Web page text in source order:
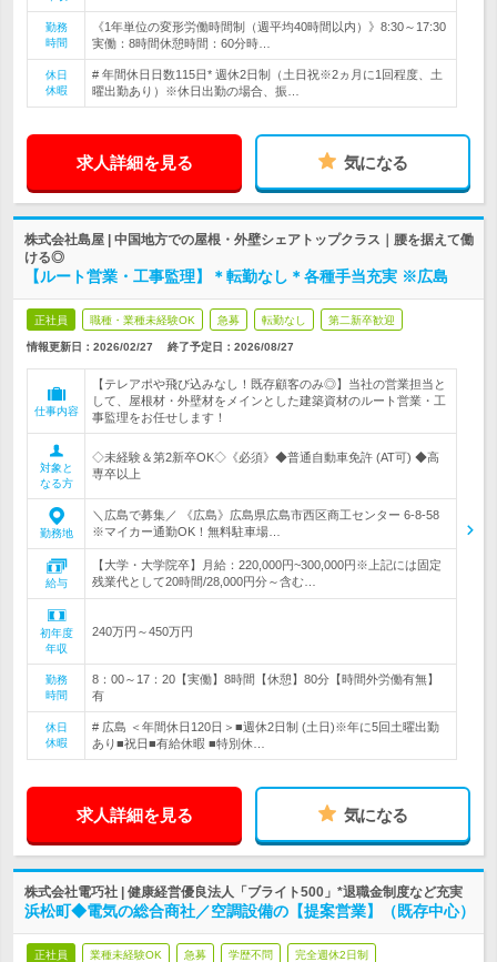
勤務
時間
《1年単位の変形労働時間制（週平均40時間以内）》8:30～17:30
実働：8時間休憩時間：60分時…
休日
休暇
# 年間休日日数115日* 週休2日制（土日祝※2ヵ月に1回程度、土
曜出勤あり）※休日出勤の場合、振…
求人詳細を見る 気になる
株式会社島屋 | 中国地方での屋根・外壁シェアトップクラス｜腰を据えて働
ける◎
【ルート営業・工事監理】＊転勤なし＊各種手当充実 ※広島
正社員 職種・業種未経験OK 急募 転勤なし 第二新卒歓迎
情報更新日：2026/02/27 終了予定日： 2026/08/27
仕事内容
【テレアポや飛び込みなし！既存顧客のみ◎】当社の営業担当と
して、屋根材・外壁材をメインとした建築資材のルート営業・工
事監理をお任せします！
対象と
なる方
◇未経験＆第2新卒OK◇《必須》◆普通自動車免許 (AT可) ◆高
専卒以上
勤務地
＼広島で募集／ 《広島》広島県広島市西区商工センター 6-8-58
※マイカー通勤OK！無料駐車場…
給与
【大学・大学院卒】月給：220,000円~300,000円※上記には固定
残業代として20時間/28,000円分～含む…
初年度
年収
240万円～450万円
勤務
時間
8：00～17：20【実働】8時間【休憩】80分【時間外労働有無】
有
休日
休暇
# 広島 ＜年間休日120日＞■週休2日制 (土日)※年に5回土曜出勤
あり■祝日■有給休暇 ■特別休…
求人詳細を見る 気になる
株式会社電巧社 | 健康経営優良法人「ブライト500」*退職金制度など充実
浜松町◆電気の総合商社／空調設備の【提案営業】（既存中心）
正社員 業種未経験OK 急募 学歴不問 完全週休2日制